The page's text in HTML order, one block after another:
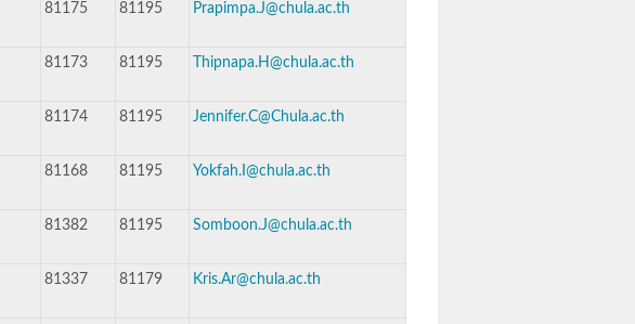
81175 81195 Prapimpa.J@chula.ac.th
81173 81195 Thipnapa.H@chula.ac.th
81174 81195 Jennifer.C@Chula.ac.th
81168 81195 Yokfah.I@chula.ac.th
81382 81195 Somboon.J@chula.ac.th
81337 81179 Kris.Ar@chula.ac.th